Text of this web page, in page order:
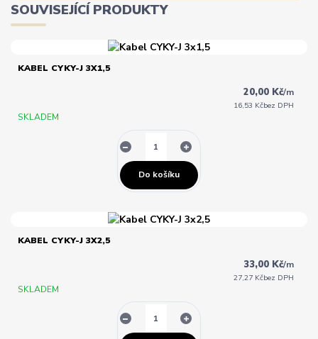
SOUVISEJÍCÍ PRODUKTY
KABEL CYKY-J 3X1,5
20,00 Kč/m
16,53 Kčbez DPH
SKLADEM
Do košíku
KABEL CYKY-J 3X2,5
33,00 Kč/m
27,27 Kčbez DPH
SKLADEM